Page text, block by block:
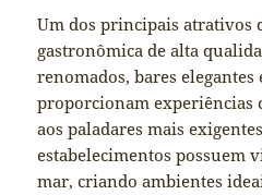
Um dos principais atrativos
gastronômica de alta
renomados, bares elegantes
proporcionam experiências
aos paladares mais
estabelecimentos possuem
mar, criando ambientes